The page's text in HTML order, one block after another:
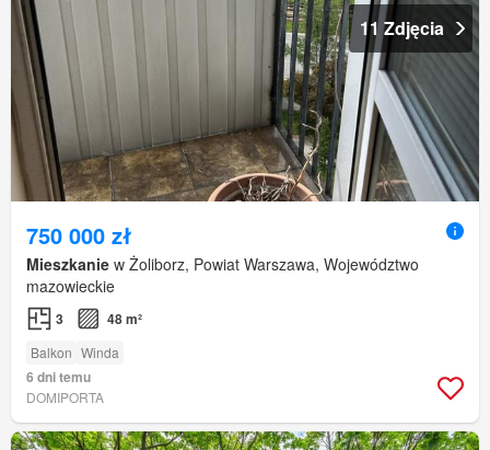
11 Zdjęcia
750 000 zł
Mieszkanie w Żoliborz, Powiat Warszawa, Województwo
mazowieckie
3 48 m²
Balkon Winda
6 dni temu
DOMIPORTA